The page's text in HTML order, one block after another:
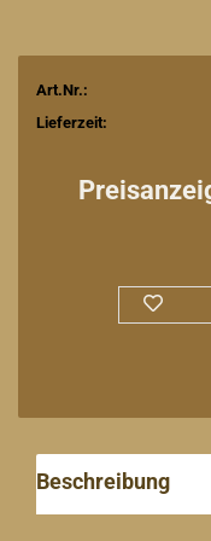
Art.Nr.:
Lieferzeit:
Beschreibung